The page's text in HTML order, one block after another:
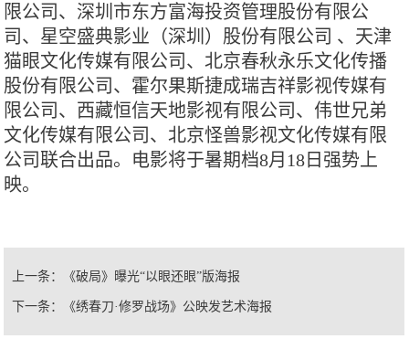
限公司、深圳市东方富海投资管理股份有限公
司、星空盛典影业（深圳）股份有限公司 、天津
猫眼文化传媒有限公司、北京春秋永乐文化传播
股份有限公司、霍尔果斯捷成瑞吉祥影视传媒有
限公司、西藏恒信天地影视有限公司、伟世兄弟
文化传媒有限公司、北京怪兽影视文化传媒有限
公司联合出品。电影将于暑期档8月18日强势上
映。
上一条： 《破局》曝光“以眼还眼”版海报
下一条： 《绣春刀·修罗战场》公映发艺术海报